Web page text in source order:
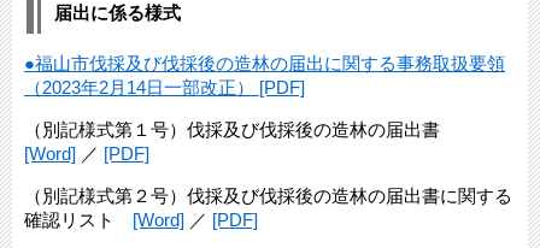
届出に係る様式
●福山市伐採及び伐採後の造林の届出に関する事務取扱要領
（2023年2月14日一部改正） [PDF]
（別記様式第１号）伐採及び伐採後の造林の届出書
[Word] ／ [PDF]
（別記様式第２号）伐採及び伐採後の造林の届出書に関する
確認リスト [Word] ／ [PDF]